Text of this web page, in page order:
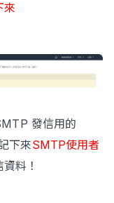
來
發信用的
下來SMTP使用者
料！